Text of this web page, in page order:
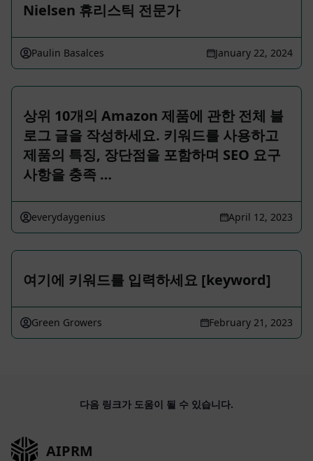
Nielsen 휴리스틱 전문가
Paulin Basalces January 22, 2024
상위 10개의 Amazon 제품에 관한 전체 블
로그 글을 작성하세요. 키워드를 사용하고
제품의 특징, 장단점을 포함하며 SEO 요구
사항을 충족 …
everydaygenius April 12, 2023
여기에 키워드를 입력하세요 [keyword]
Green Growers February 21, 2023
다음 링크가 도움이 될 수 있습니다.
AIPRM